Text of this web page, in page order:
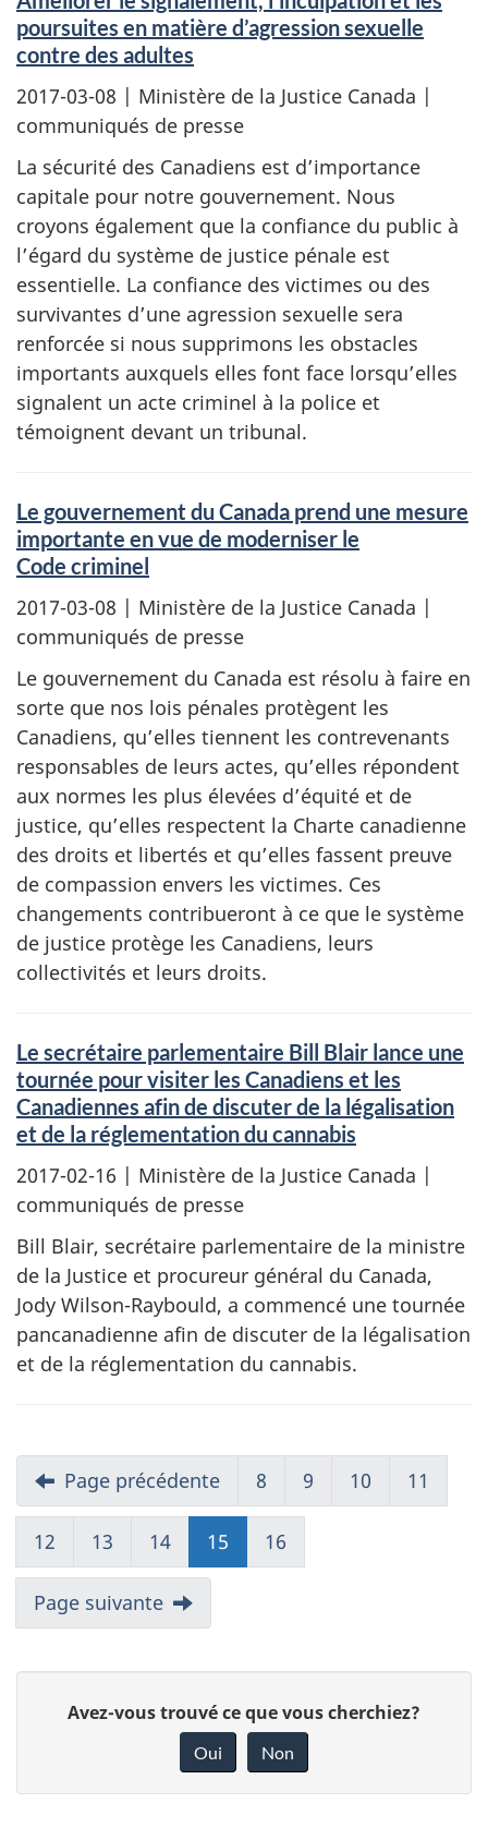
poursuites en matière d’agression sexuelle
contre des adultes
2017-03-08 | Ministère de la Justice Canada |
communiqués de presse
La sécurité des Canadiens est d’importance
capitale pour notre gouvernement. Nous
croyons également que la confiance du public à
l’égard du système de justice pénale est
essentielle. La confiance des victimes ou des
survivantes d’une agression sexuelle sera
renforcée si nous supprimons les obstacles
importants auxquels elles font face lorsqu’elles
signalent un acte criminel à la police et
témoignent devant un tribunal.
Le gouvernement du Canada prend une mesure
importante en vue de moderniser le
Code criminel
2017-03-08 | Ministère de la Justice Canada |
communiqués de presse
Le gouvernement du Canada est résolu à faire en
sorte que nos lois pénales protègent les
Canadiens, qu’elles tiennent les contrevenants
responsables de leurs actes, qu’elles répondent
aux normes les plus élevées d’équité et de
justice, qu’elles respectent la Charte canadienne
des droits et libertés et qu’elles fassent preuve
de compassion envers les victimes. Ces
changements contribueront à ce que le système
de justice protège les Canadiens, leurs
collectivités et leurs droits.
Le secrétaire parlementaire Bill Blair lance une
tournée pour visiter les Canadiens et les
Canadiennes afin de discuter de la légalisation
et de la réglementation du cannabis
2017-02-16 | Ministère de la Justice Canada |
communiqués de presse
Bill Blair, secrétaire parlementaire de la ministre
de la Justice et procureur général du Canada,
Jody Wilson-Raybould, a commencé une tournée
pancanadienne afin de discuter de la légalisation
et de la réglementation du cannabis.
Page précédente 8 9 10 11
12 13 14 15 16
Page suivante
Avez-vous trouvé ce que vous cherchiez?
Oui Non